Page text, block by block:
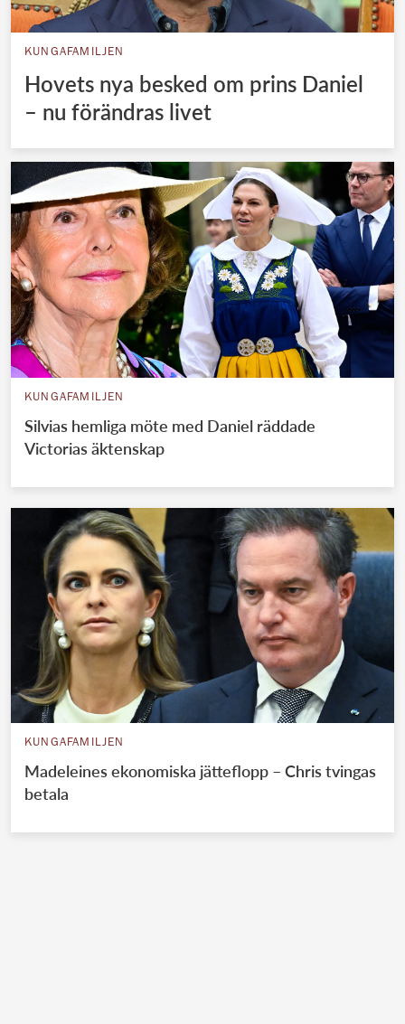
KUNGAFAMILJEN
Hovets nya besked om prins Daniel
– nu förändras livet
KUNGAFAMILJEN
Silvias hemliga möte med Daniel räddade
Victorias äktenskap
KUNGAFAMILJEN
Madeleines ekonomiska jätteflopp – Chris tvingas
betala